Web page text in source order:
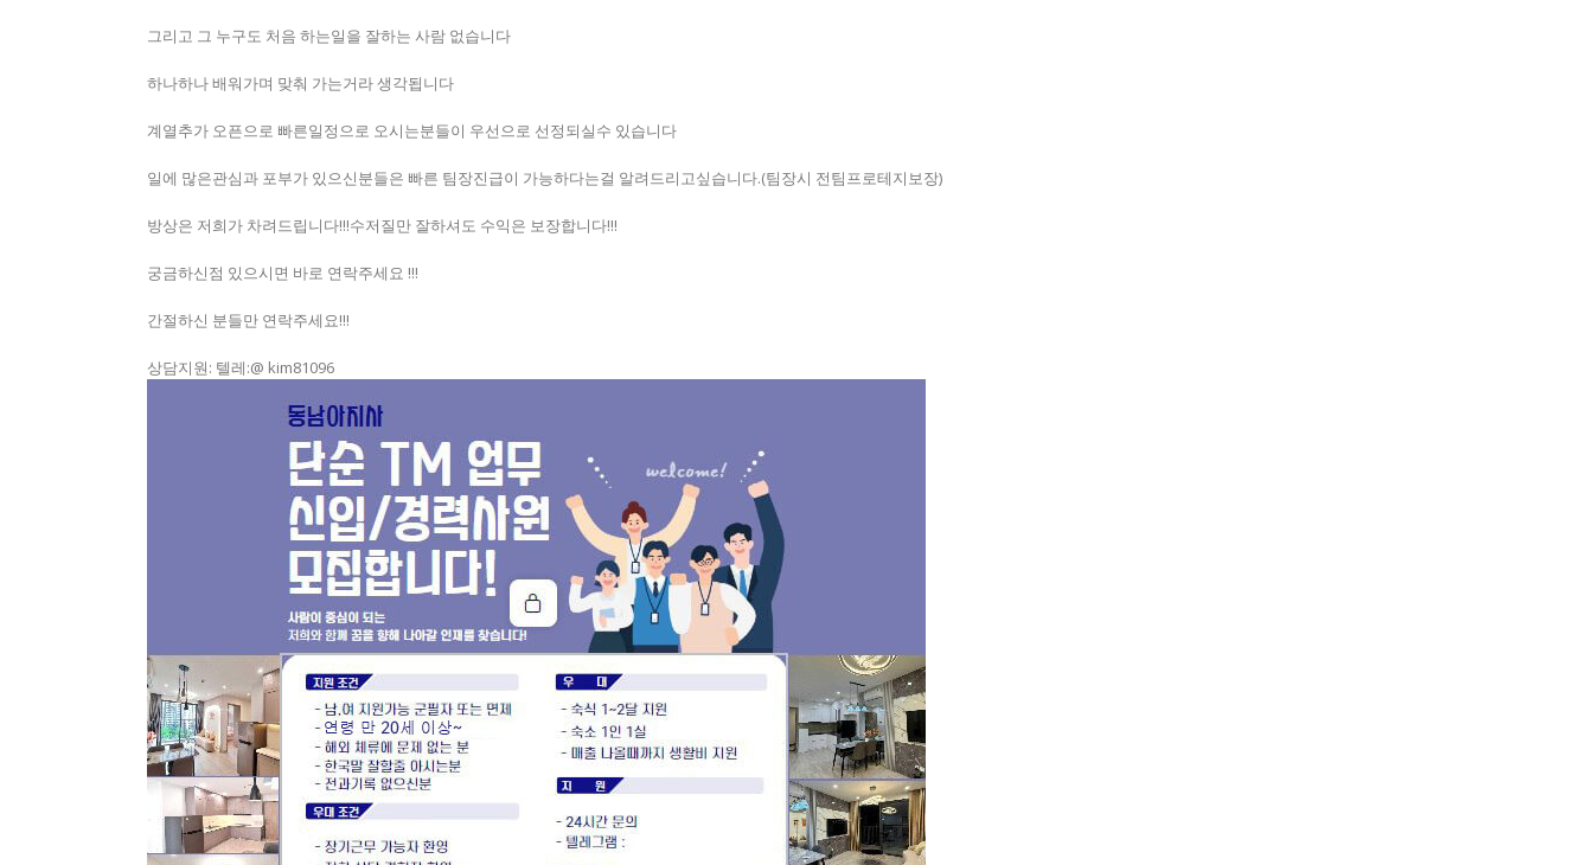
그리고 그 누구도 처음 하는일을 잘하는 사람 없습니다
하나하나 배워가며 맞춰 가는거라 생각됩니다
계열추가 오픈으로 빠른일정으로 오시는분들이 우선으로 선정되실수 있습니다
일에 많은관심과 포부가 있으신분들은 빠른 팀장진급이 가능하다는걸 알려드리고싶습니다.(팀장시 전팀프로테지보장)
방상은 저희가 차려드립니다!!!수저질만 잘하셔도 수익은 보장합니다!!!
궁금하신점 있으시면 바로 연락주세요 !!!
간절하신 분들만 연락주세요!!!
상담지원: 텔레:@ kim81096